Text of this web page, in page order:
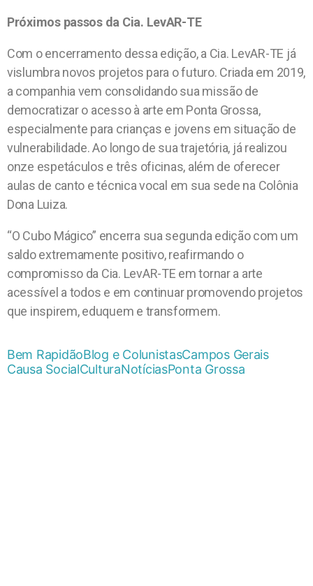
Próximos passos da Cia. LevAR-TE
Com o encerramento dessa edição, a Cia. LevAR-TE já
vislumbra novos projetos para o futuro. Criada em 2019,
a companhia vem consolidando sua missão de
democratizar o acesso à arte em Ponta Grossa,
especialmente para crianças e jovens em situação de
vulnerabilidade. Ao longo de sua trajetória, já realizou
onze espetáculos e três oficinas, além de oferecer
aulas de canto e técnica vocal em sua sede na Colônia
Dona Luiza.
“O Cubo Mágico” encerra sua segunda edição com um
saldo extremamente positivo, reafirmando o
compromisso da Cia. LevAR-TE em tornar a arte
acessível a todos e em continuar promovendo projetos
que inspirem, eduquem e transformem.
Bem RapidãoBlog e ColunistasCampos Gerais
Causa SocialCulturaNotíciasPonta Grossa